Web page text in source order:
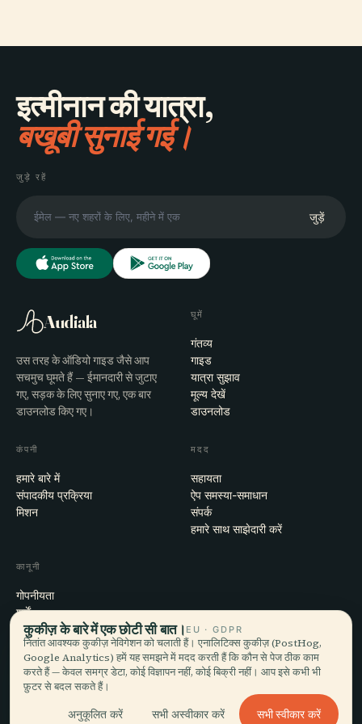
इत्मीनान की यात्रा,
बखूबी सुनाई गई।
जुड़े रहें
जुड़ें
Audiala
उस तरह के ऑडियो गाइड जैसे आप
सचमुच घूमते हैं — ईमानदारी से जुटाए
गए, सड़क के लिए सुनाए गए, एक बार
डाउनलोड किए गए।
घूमें
गंतव्य
गाइड
यात्रा सुझाव
मूल्य देखें
डाउनलोड
कंपनी
हमारे बारे में
संपादकीय प्रक्रिया
मिशन
मदद
सहायता
ऐप समस्या-समाधान
संपर्क
हमारे साथ साझेदारी करें
कानूनी
गोपनीयता
शर्तें
कुकी सेटिंग्स
खाता हटाएँ
© 2026 Audiala · मोर्ज, स्विट्ज़रलैंड में बना, सफ़र पर और बादलों में
कुकीज़ के बारे में एक छोटी सी बात। EU · GDPR
नितांत आवश्यक कुकीज़ नेविगेशन को चलाती हैं। एनालिटिक्स कुकीज़ (PostHog,
Google Analytics) हमें यह समझने में मदद करती हैं कि कौन से पेज ठीक काम
करते हैं — केवल समग्र डेटा, कोई विज्ञापन नहीं, कोई बिक्री नहीं। आप इसे कभी भी
फ़ुटर से बदल सकते हैं।
अनुकूलित करें सभी अस्वीकार करें सभी स्वीकार करें